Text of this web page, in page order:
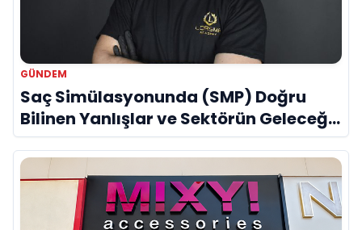
GÜNDEM
Saç Simülasyonunda (SMP) Doğru
Bilinen Yanlışlar ve Sektörün Geleceği:
Onur Akdeniz ile Özel Röportaj